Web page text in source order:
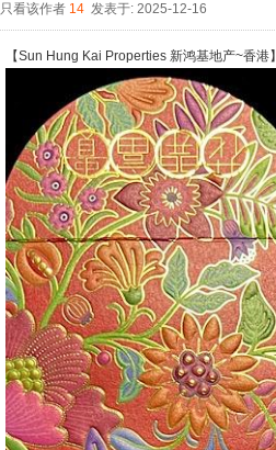
只看该作者 14 发表于: 2025-12-16
【Sun Hung Kai Properties 新鸿基地产~香港